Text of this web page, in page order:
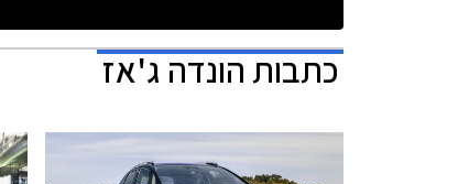
כתבותהונדה ג'אז